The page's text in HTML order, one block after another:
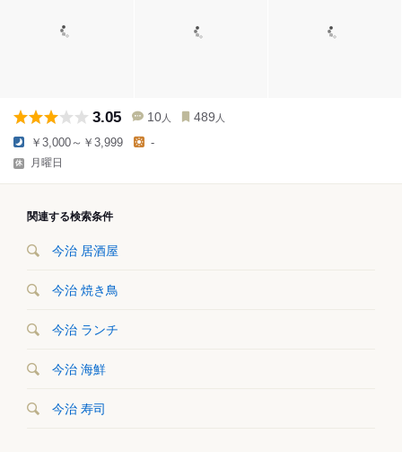
3.05 10 人 489 人
￥3,000～￥3,999 -
月曜日
関連する検索条件
今治 居酒屋
今治 焼き鳥
今治 ランチ
今治 海鮮
今治 寿司